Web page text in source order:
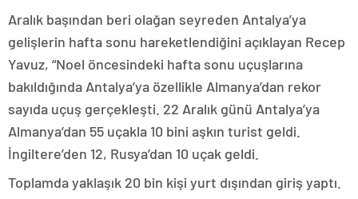
Aralık başından beri olağan seyreden Antalya’ya
gelişlerin hafta sonu hareketlendiğini açıklayan Recep
Yavuz, “Noel öncesindeki hafta sonu uçuşlarına
bakıldığında Antalya’ya özellikle Almanya’dan rekor
sayıda uçuş gerçekleşti. 22 Aralık günü Antalya’ya
Almanya’dan 55 uçakla 10 bini aşkın turist geldi.
İngiltere’den 12, Rusya’dan 10 uçak geldi.
Toplamda yaklaşık 20 bin kişi yurt dışından giriş yaptı.